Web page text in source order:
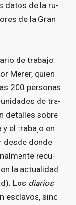
da­tos de la ru­
de la Gran
de tra­ba­jo
Me­rer, quien
200 per­so­nas
de tra­
de­ta­lles so­bre
y el tra­ba­jo en
des­de don­de
re­cu­
la ac­tua­li­dad
Los dia­rios
es­cla­vos, sino